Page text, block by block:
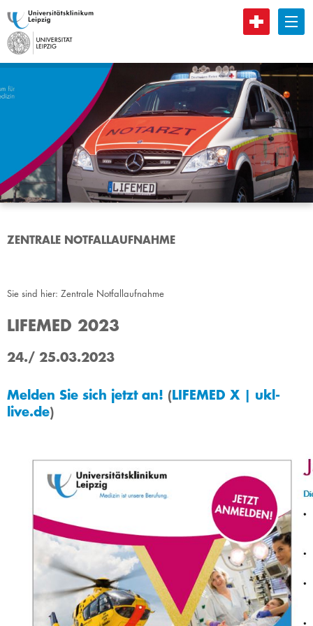
B
ZENTRALE NOTFALLAUFNAHME
Sie sind hier: Zentrale Notfallaufnahme
LIFEMED 2023
24./ 25.03.2023
Melden Sie sich jetzt an!​ (LIFEMED X | ukl-
live.de​)